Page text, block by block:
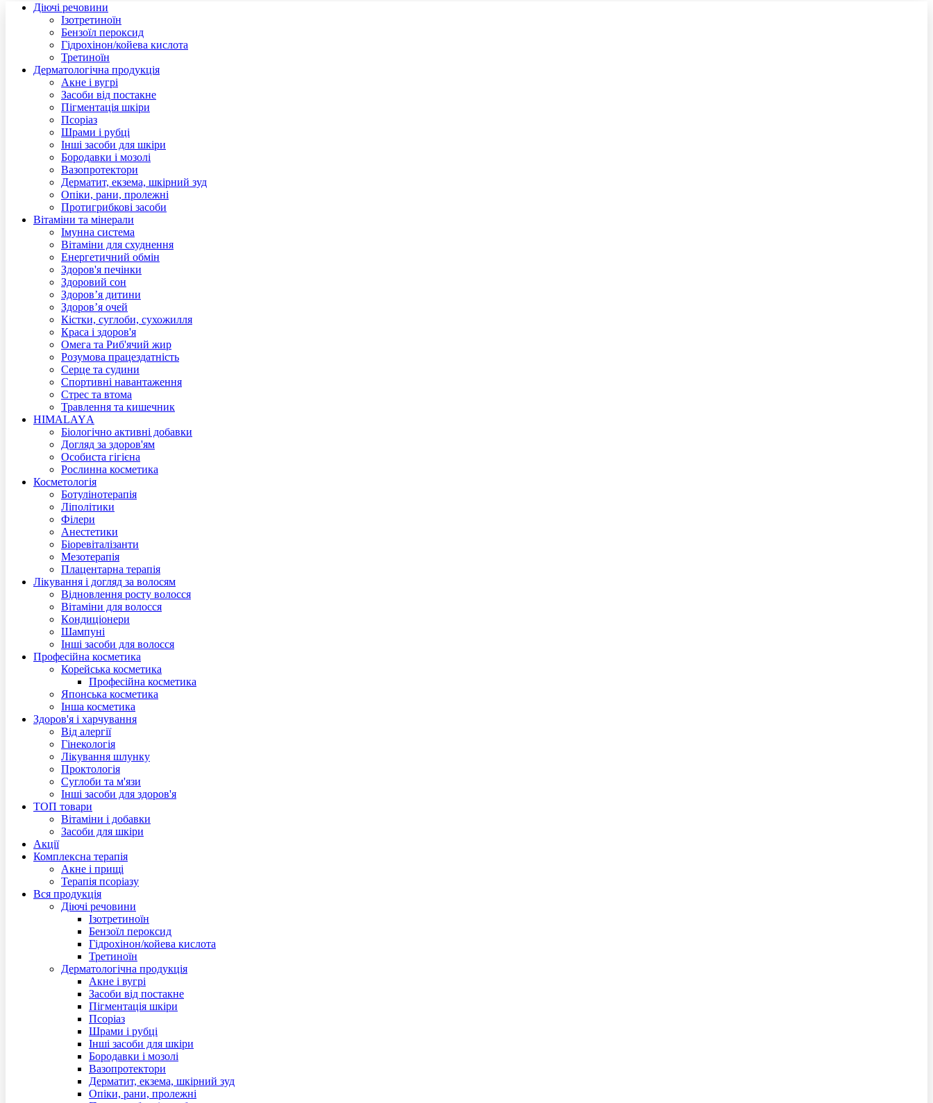
Діючі речовини
Ізотретиноїн
Бензоїл пероксид
Гідрохінон/койева кислота
Третиноїн
Дерматологічна продукція
Акне і вугрі
Засоби від постакне
Пігментація шкіри
Псоріаз
Шрами і рубці
Інші засоби для шкіри
Бородавки і мозолі
Вазопротектори
Дерматит, екзема, шкірний зуд
Опіки, рани, пролежні
Протигрибкові засоби
Вітаміни та мінерали
Імунна система
Вітаміни для схуднення
Енергетичний обмін
Здоров'я печінки
Здоровий сон
Здоров’я дитини
Здоров’я очей
Кістки, суглоби, сухожилля
Краса і здоров'я
Омега та Риб'ячий жир
Розумова працездатність
Серце та судини
Спортивні навантаження
Стрес та втома
Травлення та кишечник
HIMALAYА
Біологічно активні добавки
Догляд за здоров'ям
Особистa гігієна
Рoслинна косметика
Косметологія
Ботулінотерапія
Ліполітики
Філери
Анестетики
Біоревіталізанти
Мезотерапія
Плацентарна терапія
Лікування і догляд за волосям
Відновлення росту волосся
Вітаміни для волосся
Кoндиціонери
Шампуні
Інші засоби для волосся
Професійна косметика
Корейська косметика
Професійна косметика
Японська косметика
Інша косметика
Здоров'я і харчування
Від алергії
Гінекологія
Лікування шлунку
Проктологія
Суглоби та м'язи
Інші засоби для здоров'я
ТОП товари
Вітаміни і добавки
Засоби для шкіри
Акцiї
Комплексна терапія
Акне і прищі
Терапія псоріазу
Вся продукція
Діючі речовини
Ізотретиноїн
Бензоїл пероксид
Гідрохінон/койева кислота
Третиноїн
Дерматологічна продукція
Акне і вугрі
Засоби від постакне
Пігментація шкіри
Псоріаз
Шрами і рубці
Інші засоби для шкіри
Бородавки і мозолі
Вазопротектори
Дерматит, екзема, шкірний зуд
Опіки, рани, пролежні